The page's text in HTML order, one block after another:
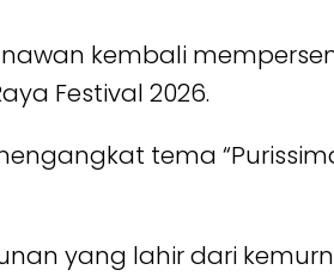
kembali
Festival 2026.
tema
yang lahir dari